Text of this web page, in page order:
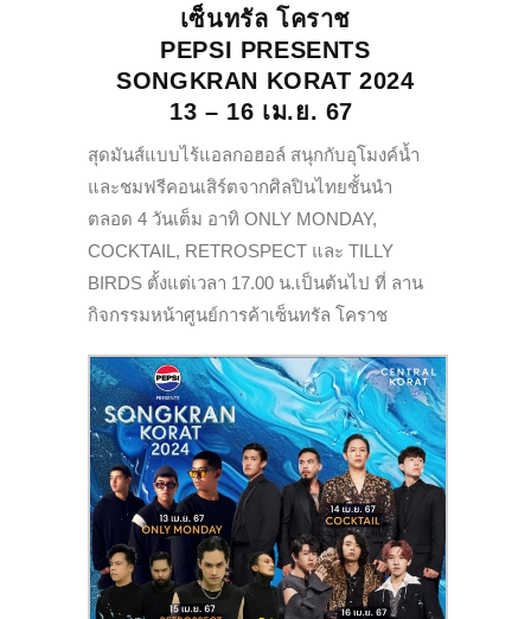
เซ็นทรัล โคราช
PEPSI PRESENTS
SONGKRAN KORAT 2024
13 – 16 เม.ย. 67
สุดมันส์แบบไร้แอลกอฮอล์ สนุกกับอุโมงค์น้ำ
และชมฟรีคอนเสิร์ตจากศิลปินไทยชั้นนำ
ตลอด 4 วันเต็ม อาทิ ONLY MONDAY,
COCKTAIL, RETROSPECT และ TILLY
BIRDS ตั้งแต่เวลา 17.00 น.เป็นต้นไป ที่ ลาน
กิจกรรมหน้าศูนย์การค้าเซ็นทรัล โคราช